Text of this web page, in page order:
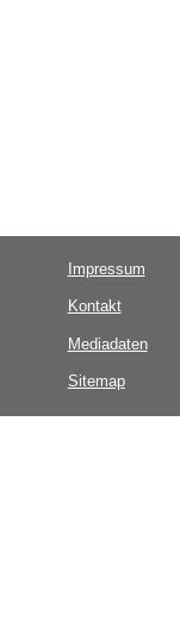
Impressum
Kontakt
Mediadaten
Sitemap